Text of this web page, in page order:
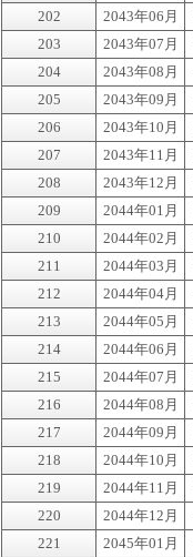
202
2043年06月
203
2043年07月
204
2043年08月
205
2043年09月
206
2043年10月
207
2043年11月
208
2043年12月
209
2044年01月
210
2044年02月
211
2044年03月
212
2044年04月
213
2044年05月
214
2044年06月
215
2044年07月
216
2044年08月
217
2044年09月
218
2044年10月
219
2044年11月
220
2044年12月
221
2045年01月